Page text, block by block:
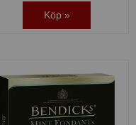
Köp »